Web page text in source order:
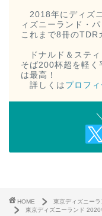
2018年にディズ
ィズニーランド・
これまで8冊のTDR
ドナルド＆スティ
そば200杯超を軽く
は最高！
詳しくは プロフ
HOME
東京ディズニー
東京ディズニーランド